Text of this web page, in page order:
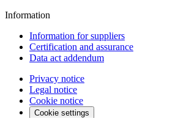
Information
Information for suppliers
Certification and assurance
Data act addendum
Privacy notice
Legal notice
Cookie notice
Cookie settings